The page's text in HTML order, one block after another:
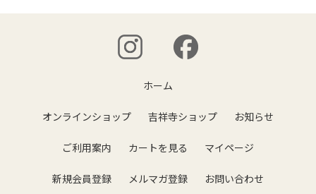
ホーム
オンラインショップ 吉祥寺ショップ お知らせ
ご利用案内 カートを見る マイページ
新規会員登録 メルマガ登録 お問い合わせ